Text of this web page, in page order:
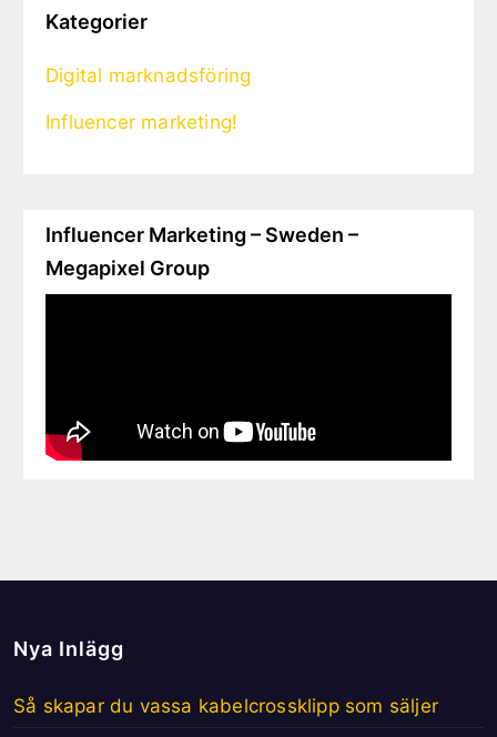
Kategorier
Digital marknadsföring
Influencer marketing!
Influencer Marketing – Sweden –
Megapixel Group
Nya Inlägg
Så skapar du vassa kabelcrossklipp som säljer